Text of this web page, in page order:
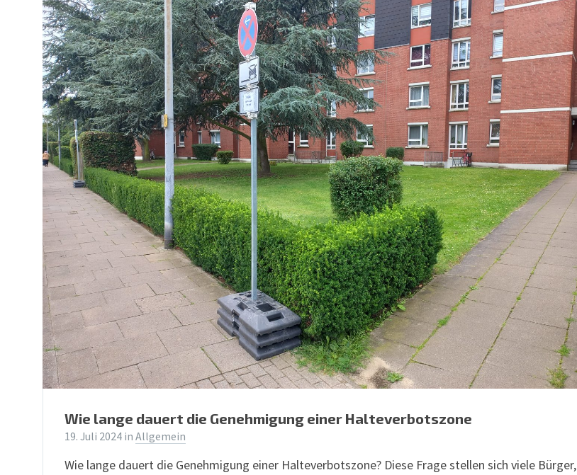
Wie lange dauert die Genehmigung einer Halteverbotszone
19. Juli 2024 in Allgemein
Wie lange dauert die Genehmigung einer Halteverbotszone? Diese Frage stellen sich viele Bürger,